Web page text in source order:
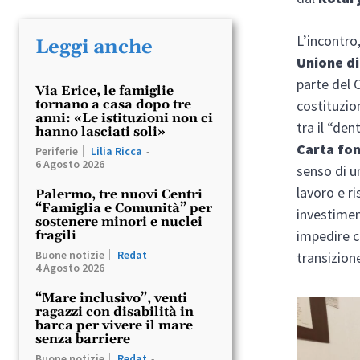
Leggi anche
Via Erice, le famiglie
tornano a casa dopo tre
anni: «Le istituzioni non ci
hanno lasciati soli»
Periferie Lilia Ricca -
6 Agosto 2026
Palermo, tre nuovi Centri
“Famiglia e Comunità” per
sostenere minori e nuclei
fragili
Buone notizie Redat -
4 Agosto 2026
“Mare inclusivo”, venti
ragazzi con disabilità in
barca per vivere il mare
senza barriere
Unione
parte del
tra il
Carta
senso di
lavoro e
impedire